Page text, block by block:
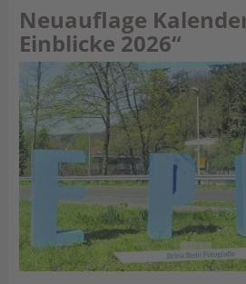
Neuauflage
Einblicke 2026“
kti
on
en